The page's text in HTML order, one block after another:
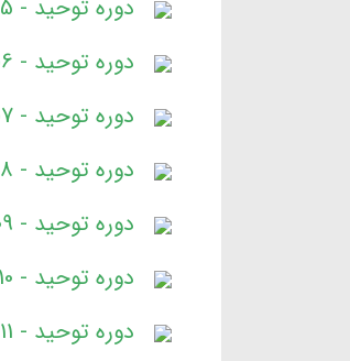
دوره توحید - 05.mp3
دوره توحید - 06.mp3
دوره توحید - 07.mp3
دوره توحید - 08.mp3
دوره توحید - 09.mp3
دوره توحید - 10.mp3
دوره توحید - 11.mp3